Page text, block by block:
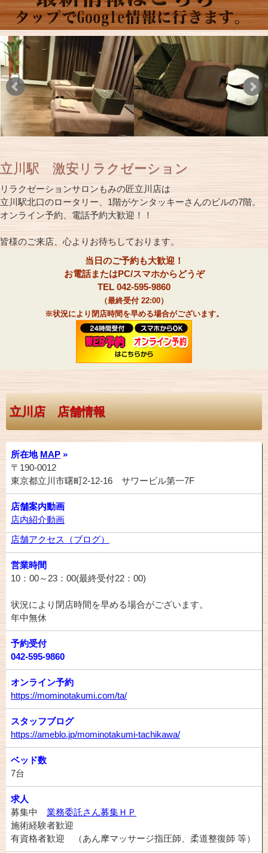
立川駅 激安リラクゼーション
リラクゼーションサロンもみの匠立川店は
立川駅北口のロータリー、1階がケンタッキーさんのビルの7階。
オンライン予約、電話予約大歓迎！！
皆様のご来店、心よりお待ちしております。
当日のご予約も大歓迎！
お電話またはPC/スマホからどうぞ
TEL 042-595-9860
（最終受付 22:00）
※状況により閉店時間を早める場合がございます。
立川店 店舗情報
所在地 MAP »
〒190-0012
東京都立川市曙町2-12-16 サワービル第一7F
店舗案内動画
店内紹介動画
店舗アクセス（ブログ）
営業時間
10：00～23：00(最終受付22：00)
状況により閉店時間を早める場合がございます。
年中無休
予約受付
042-595-9860
オンライン予約
https://mominotakumi.com/ta/
スタッフブログ
https://ameblo.jp/mominotakumi-tachikawa/
ベッド数
7台
求人
募集中 業務委託さん募集ＨＰ
施術経験者歓迎
有資格者歓迎 （あん摩マッサージ指圧師、柔道整復師 等）